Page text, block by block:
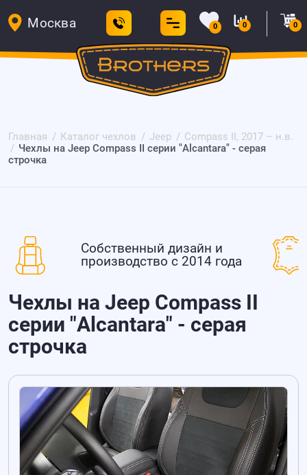
Москва 0 0 0
Главная Каталог чехлов Jeep
Compass II, 2017 – н.в.
Чехлы на Jeep Compass II серии "Alcantara" - серая
строчка
Собственный дизайн и
производство с 2014 года
Чехлы на Jeep Compass II
серии "Alcantara" - серая
строчка